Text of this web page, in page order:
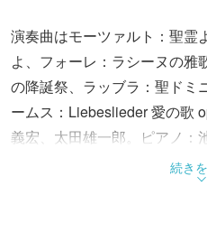
演奏曲はモーツァルト：聖霊
よ、フォーレ：ラシーヌの雅
の降誕祭、ラッブラ：聖ドミ
ームス：Liebeslieder 愛の歌
義宏、太田雄一郎。ピアノ：
続き